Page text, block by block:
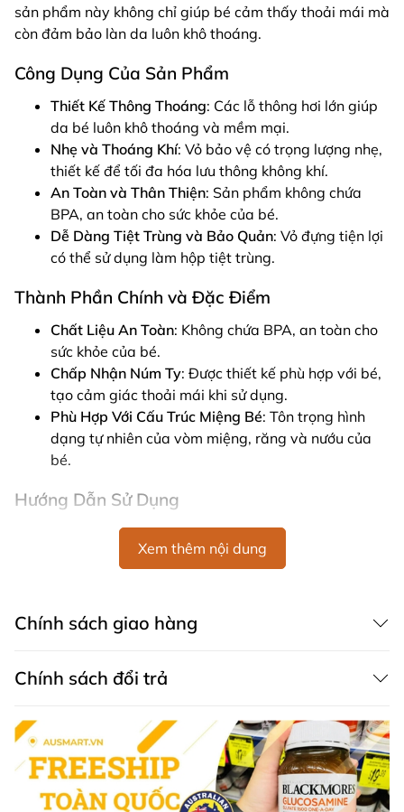
sản phẩm này không chỉ giúp bé cảm thấy thoải mái mà
còn đảm bảo làn da luôn khô thoáng.
Công Dụng Của Sản Phẩm
Thiết Kế Thông Thoáng: Các lỗ thông hơi lớn giúp
da bé luôn khô thoáng và mềm mại.
Nhẹ và Thoáng Khí: Vỏ bảo vệ có trọng lượng nhẹ,
thiết kế để tối đa hóa lưu thông không khí.
An Toàn và Thân Thiện: Sản phẩm không chứa
BPA, an toàn cho sức khỏe của bé.
Dễ Dàng Tiệt Trùng và Bảo Quản: Vỏ đựng tiện lợi
có thể sử dụng làm hộp tiệt trùng.
Thành Phần Chính và Đặc Điểm
Chất Liệu An Toàn: Không chứa BPA, an toàn cho
sức khỏe của bé.
Chấp Nhận Núm Ty: Được thiết kế phù hợp với bé,
tạo cảm giác thoải mái khi sử dụng.
Phù Hợp Với Cấu Trúc Miệng Bé: Tôn trọng hình
dạng tự nhiên của vòm miệng, răng và nướu của
bé.
Hướng Dẫn Sử Dụng
Dành Cho Bé Từ 6 Đến 18 Tháng Tuổi
cho bé trong độ tuổi này.
Tiệt Trùng và Bảo Quản: Dễ dàng tiệt trùng và
nước và đặt trong lò vi sóng.
Luôn giám sát bé khi sử dụng ti giả.
Ti giả Avent Ultra Air Soother Deco Mixed là lựa chọn
hoàn hảo để giúp bé yêu của bạn cảm thấy thoải mái
và an ủi. Với thiết kế thông thoáng, nhẹ nhàng và an
Xem thêm nội dung
Chính sách giao hàng
Chính sách đổi trả